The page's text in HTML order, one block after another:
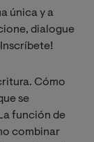
única y a
dialogue
Cómo
se
función de
combinar